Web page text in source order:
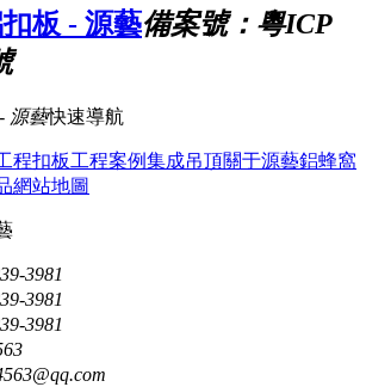
備案號：粵ICP
快速導航
程扣板工程案例集成吊頂關于源藝鋁蜂窩
網站地圖
3981
3981
3981